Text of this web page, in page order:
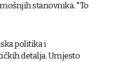
stanovnika. "To
politika i
detalja. Umjesto